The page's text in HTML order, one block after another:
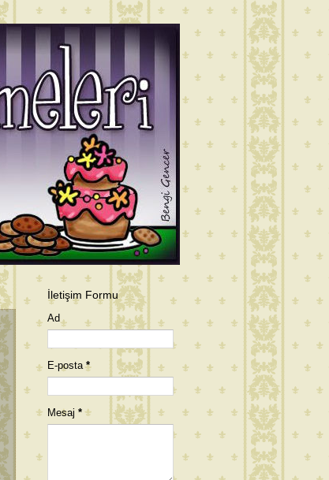
İletişim Formu
Ad
E-posta*
Mesaj *